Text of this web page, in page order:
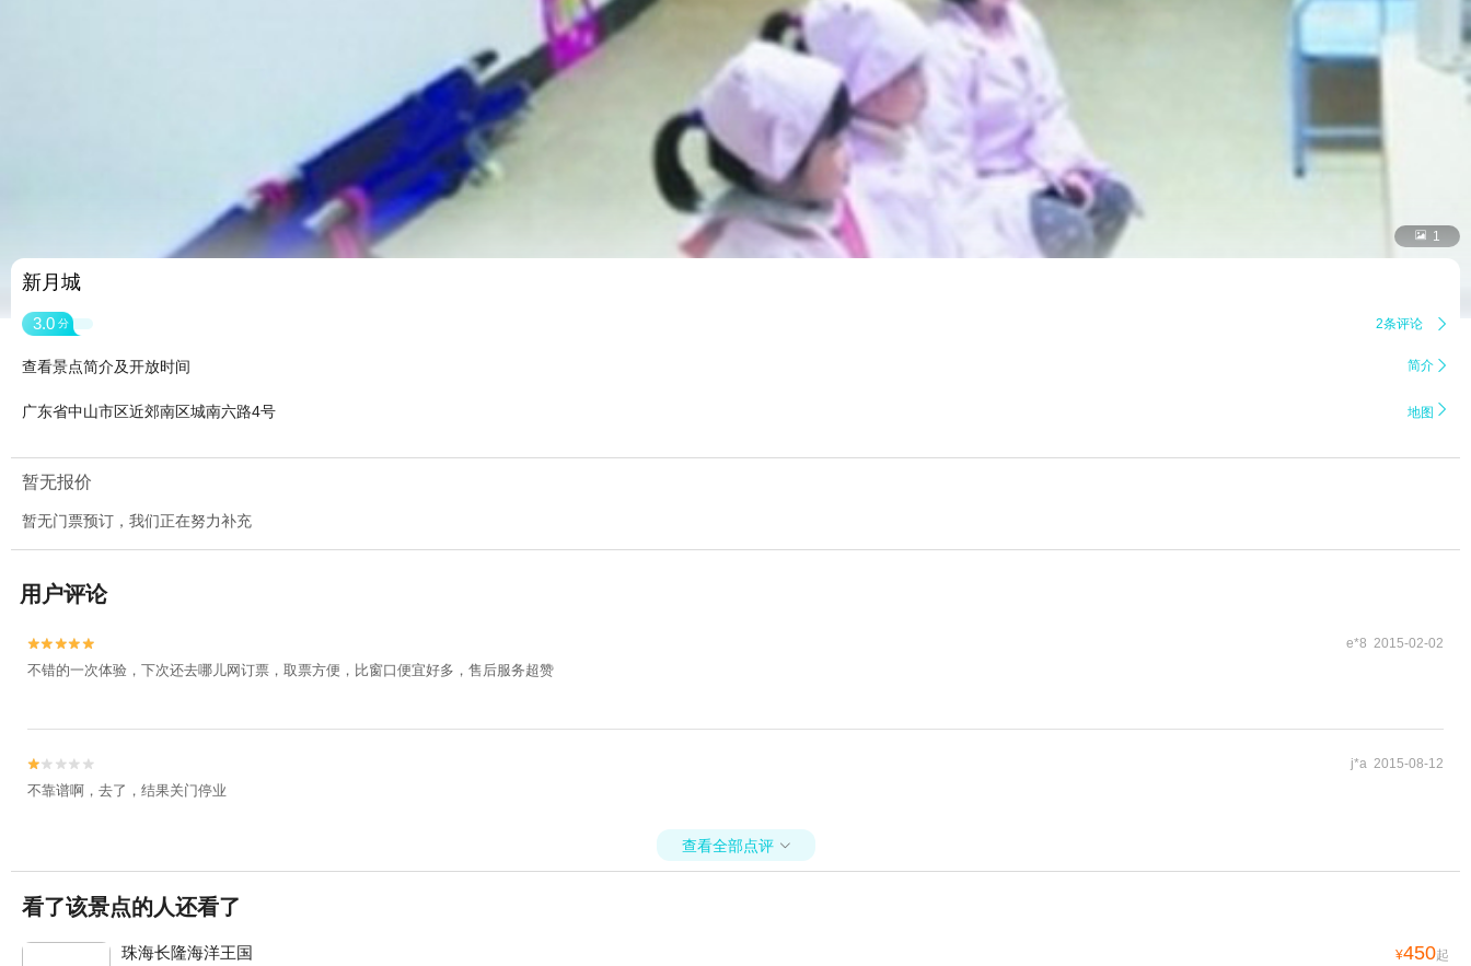
 1
新月城
3.0 分 2条评论 
查看景点简介及开放时间 简介 
广东省中山市区近郊南区城南六路4号 地图 
暂无报价
暂无门票预订，我们正在努力补充
用户评论

 e*8 2015-02-02
不错的一次体验，下次还去哪儿网订票，取票方便，比窗口便宜好多，售后服务超赞

 j*a 2015-08-12
不靠谱啊，去了，结果关门停业
查看全部点评 
看了该景点的人还看了
珠海长隆海洋王国 ¥450起